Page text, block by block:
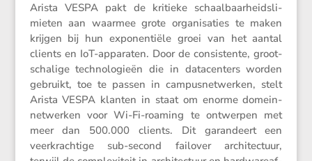
Arista VESPA pakt de kritieke schaal­baar­heids­li­
mieten aan waarmee grote organi­sa­ties te maken
krijgen bij hun exponen­tiële groei van het aantal
clients en IoT-apparaten. Door de consis­tente, groot­
scha­lige techno­lo­gieën die in datacen­ters worden
gebruikt, toe te passen in campus­net­werken, stelt
Arista VESPA klanten in staat om enorme domein­
net­werken voor Wi-Fi-roaming te ontwerpen met
meer dan 500.000 clients. Dit garan­deert een
veerkrach­tige sub-second failover archi­tec­tuur,